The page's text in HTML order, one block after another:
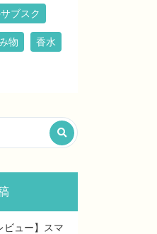
ブスク
物 香水
ビュー】スマ